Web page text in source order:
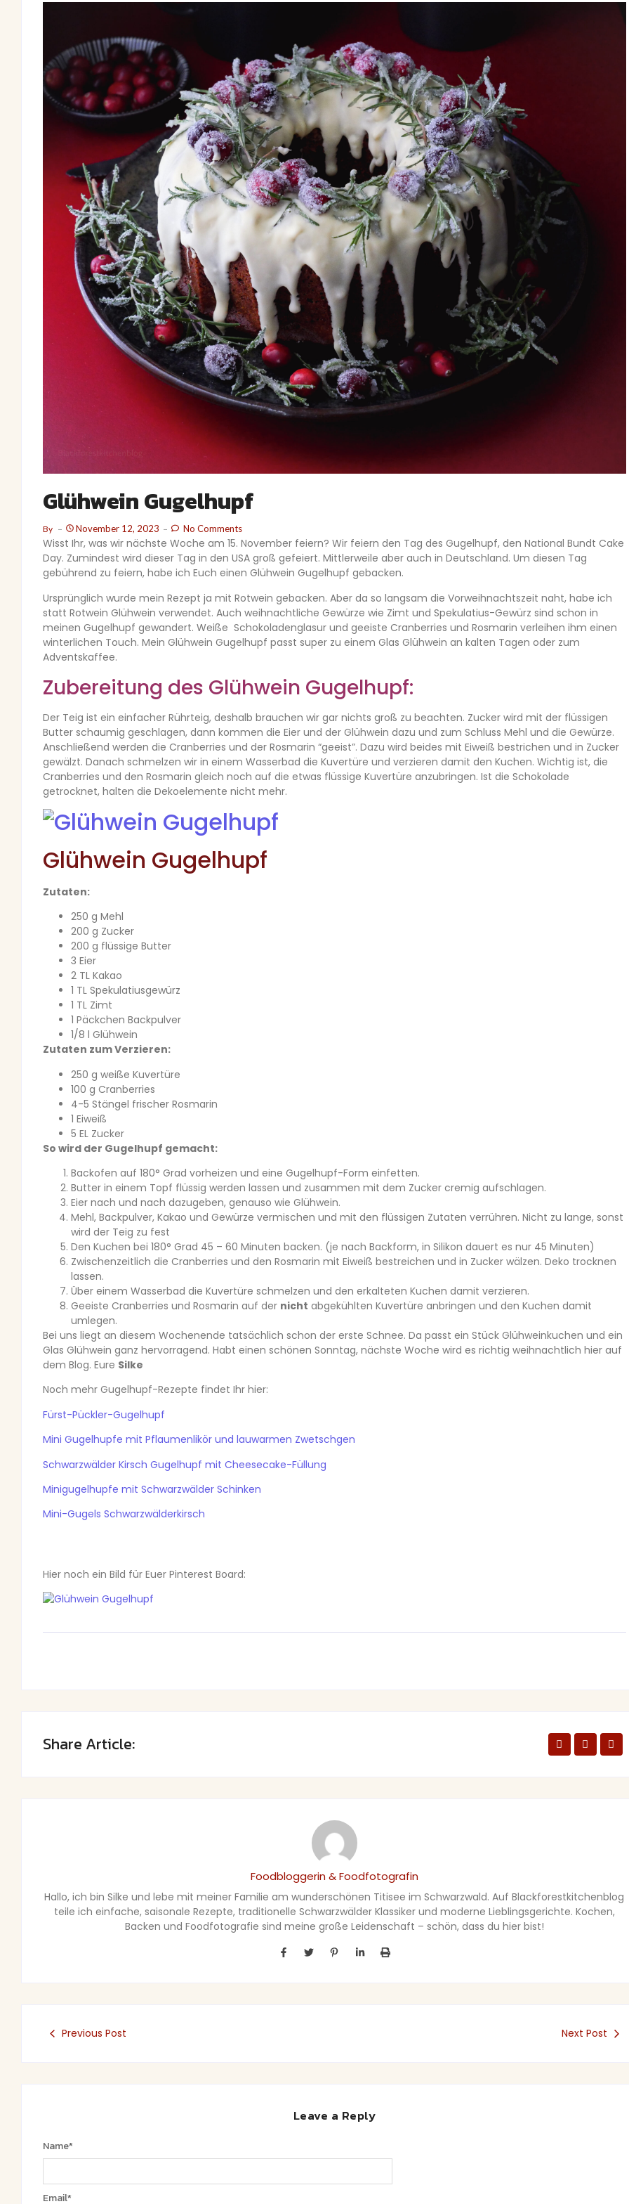
Glühwein Gugelhupf
By November 12, 2023 No Comments
Wisst Ihr, was wir nächste Woche am 15. November feiern? Wir feiern den Tag des Gugelhupf, den National Bundt Cake
Day. Zumindest wird dieser Tag in den USA groß gefeiert. Mittlerweile aber auch in Deutschland. Um diesen Tag
gebührend zu feiern, habe ich Euch einen Glühwein Gugelhupf gebacken.
Ursprünglich wurde mein Rezept ja mit Rotwein gebacken. Aber da so langsam die Vorweihnachtszeit naht, habe ich
statt Rotwein Glühwein verwendet. Auch weihnachtliche Gewürze wie Zimt und Spekulatius-Gewürz sind schon in
meinen Gugelhupf gewandert. Weiße Schokoladenglasur und geeiste Cranberries und Rosmarin verleihen ihm einen
winterlichen Touch. Mein Glühwein Gugelhupf passt super zu einem Glas Glühwein an kalten Tagen oder zum
Adventskaffee.
Zubereitung des Glühwein Gugelhupf:
Der Teig ist ein einfacher Rührteig, deshalb brauchen wir gar nichts groß zu beachten. Zucker wird mit der flüssigen
Butter schaumig geschlagen, dann kommen die Eier und der Glühwein dazu und zum Schluss Mehl und die Gewürze.
Anschließend werden die Cranberries und der Rosmarin “geeist”. Dazu wird beides mit Eiweiß bestrichen und in Zucker
gewälzt. Danach schmelzen wir in einem Wasserbad die Kuvertüre und verzieren damit den Kuchen. Wichtig ist, die
Cranberries und den Rosmarin gleich noch auf die etwas flüssige Kuvertüre anzubringen. Ist die Schokolade
getrocknet, halten die Dekoelemente nicht mehr.
Glühwein Gugelhupf
Zutaten:
250 g Mehl
200 g Zucker
200 g flüssige Butter
3 Eier
2 TL Kakao
1 TL Spekulatiusgewürz
1 TL Zimt
1 Päckchen Backpulver
1/8 l Glühwein
Zutaten zum Verzieren:
250 g weiße Kuvertüre
100 g Cranberries
4-5 Stängel frischer Rosmarin
1 Eiweiß
5 EL Zucker
So wird der Gugelhupf gemacht:
Backofen auf 180° Grad vorheizen und eine Gugelhupf-Form einfetten.
Butter in einem Topf flüssig werden lassen und zusammen mit dem Zucker cremig aufschlagen.
Eier nach und nach dazugeben, genauso wie Glühwein.
Mehl, Backpulver, Kakao und Gewürze vermischen und mit den flüssigen Zutaten verrühren. Nicht zu lange, sonst
wird der Teig zu fest
Den Kuchen bei 180° Grad 45 – 60 Minuten backen. (je nach Backform, in Silikon dauert es nur 45 Minuten)
Zwischenzeitlich die Cranberries und den Rosmarin mit Eiweiß bestreichen und in Zucker wälzen. Deko trocknen
lassen.
Über einem Wasserbad die Kuvertüre schmelzen und den erkalteten Kuchen damit verzieren.
Geeiste Cranberries und Rosmarin auf der nicht abgekühlten Kuvertüre anbringen und den Kuchen damit
umlegen.
Bei uns liegt an diesem Wochenende tatsächlich schon der erste Schnee. Da passt ein Stück Glühweinkuchen und ein
Glas Glühwein ganz hervorragend. Habt einen schönen Sonntag, nächste Woche wird es richtig weihnachtlich hier auf
dem Blog. Eure Silke
Noch mehr Gugelhupf-Rezepte findet Ihr hier:
Fürst-Pückler-Gugelhupf
Mini Gugelhupfe mit Pflaumenlikör und lauwarmen Zwetschgen
Schwarzwälder Kirsch Gugelhupf mit Cheesecake-Füllung
Minigugelhupfe mit Schwarzwälder Schinken
Mini-Gugels Schwarzwälderkirsch
Hier noch ein Bild für Euer Pinterest Board:
Share Article:
Foodbloggerin & Foodfotografin
Hallo, ich bin Silke und lebe mit meiner Familie am wunderschönen Titisee im Schwarzwald. Auf Blackforestkitchenblog
teile ich einfache, saisonale Rezepte, traditionelle Schwarzwälder Klassiker und moderne Lieblingsgerichte. Kochen,
Backen und Foodfotografie sind meine große Leidenschaft – schön, dass du hier bist!
Previous Post Next Post
Leave a Reply
Name*
Email*